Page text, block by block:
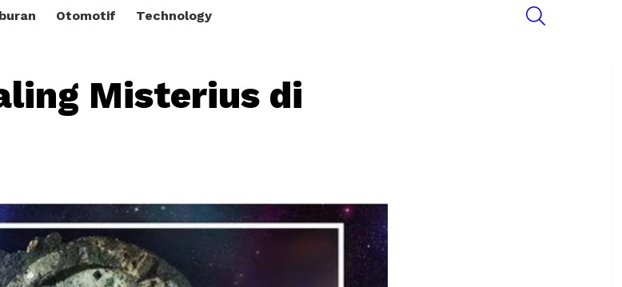
Otomotif Technology
Misterius di